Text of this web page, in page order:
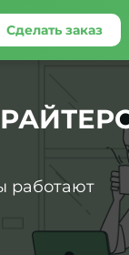
Сделать заказ
работают